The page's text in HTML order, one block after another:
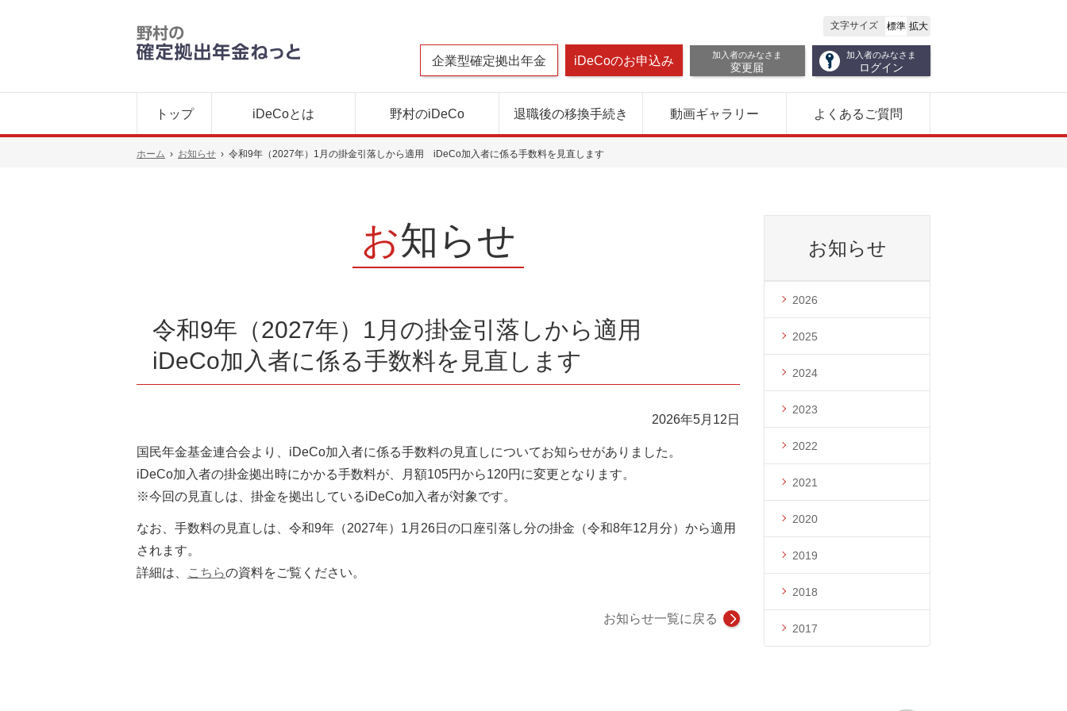
文字サイズ 標準 拡大
企業型確定拠出年金 iDeCoのお申込み 加入者のみなさま
変更届
加入者のみなさま
ログイン
トップ iDeCoとは 野村のiDeCo 退職後の移換手続き 動画ギャラリー よくあるご質問
ホーム › お知らせ › 令和9年（2027年）1月の掛金引落しから適用 iDeCo加入者に係る手数料を見直します
お知らせ
令和9年（2027年）1月の掛金引落しから適用
iDeCo加入者に係る手数料を見直します
2026年5月12日
国民年金基金連合会より、iDeCo加入者に係る手数料の見直しについてお知らせがありました。
iDeCo加入者の掛金拠出時にかかる手数料が、月額105円から120円に変更となります。
※今回の見直しは、掛金を拠出しているiDeCo加入者が対象です。
なお、手数料の見直しは、令和9年（2027年）1月26日の口座引落し分の掛金（令和8年12月分）から適用
されます。
詳細は、
こちらの資料をご覧ください。
お知らせ一覧に戻る
お知らせ
2026
2025
2024
2023
2022
2021
2020
2019
2018
2017